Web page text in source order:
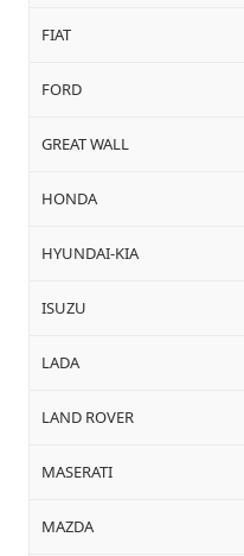
FIAT
FORD
GREAT WALL
HONDA
HYUNDAI-KIA
ISUZU
LADA
LAND ROVER
MASERATI
MAZDA